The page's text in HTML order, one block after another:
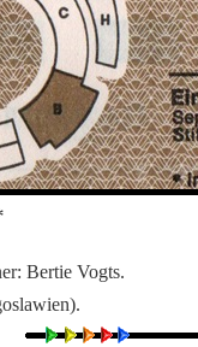
Bertie Vogts.